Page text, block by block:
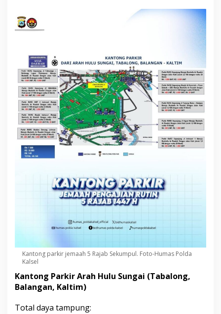
Kantong parkir jemaah 5 Rajab Sekumpul. Foto-Humas Polda
Kalsel
Kantong Parkir Arah Hulu Sungai (Tabalong,
Balangan, Kaltim)
Total daya tampung: